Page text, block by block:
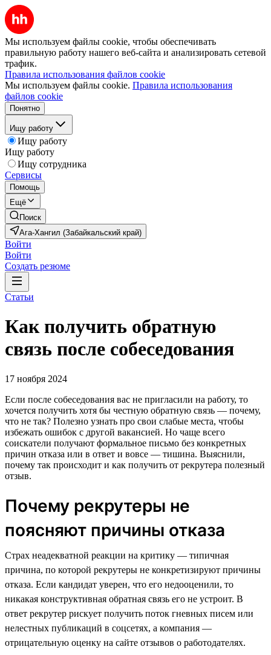
Мы используем файлы cookie, чтобы обеспечивать
правильную работу нашего веб-сайта и анализировать сетевой
трафик.
Правила использования файлов cookie
Мы используем файлы cookie. Правила использования
файлов cookie
Понятно
Ищу работу
Ищу работу
Ищу работу
Ищу сотрудника
Сервисы
Помощь
Ещё
Поиск
Ага-Хангил (Забайкальский край)
Войти
Войти
Создать резюме
Статьи
Как получить обратную
связь после собеседования
17 ноября 2024
Если после собеседования вас не пригласили на работу, то
хочется получить хотя бы честную обратную связь — почему,
что не так? Полезно узнать про свои слабые места, чтобы
избежать ошибок с другой вакансией. Но чаще всего
соискатели получают формальное письмо без конкретных
причин отказа или в ответ и вовсе — тишина. Выяснили,
почему так происходит и как получить от рекрутера полезный
отзыв.
Почему рекрутеры не
поясняют причины отказа
Страх неадекватной реакции на критику — типичная
причина, по которой рекрутеры не конкретизируют причины
отказа. Если кандидат уверен, что его недооценили, то
никакая конструктивная обратная связь его не устроит. В
ответ рекрутер рискует получить поток гневных писем или
нелестных публикаций в соцсетях, а компания —
отрицательную оценку на сайте отзывов о работодателях.